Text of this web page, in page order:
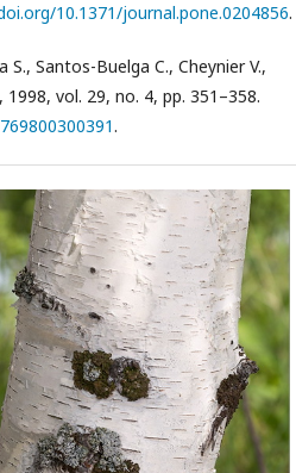
10.1371/journal.pone.0204856.
S., Santos-Buelga C., Cheynier V.,
1998, vol. 29, no. 4, pp. 351–358.
.